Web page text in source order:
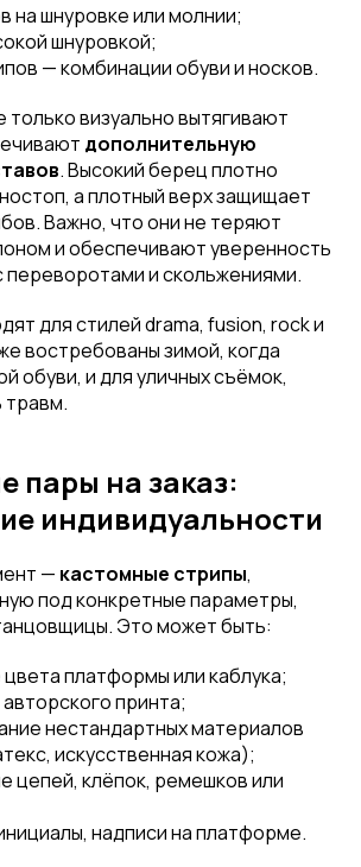
на шнуровке или молнии;
шнуровкой;
— комбинации обуви и носков.
только визуально вытягивают
дополнительную
. Высокий берец плотно
а плотный верх защищает
Важно, что они не теряют
и обеспечивают уверенность
переворотами и скольжениями.
для стилей drama, fusion, rock и
востребованы зимой, когда
обуви, и для уличных съёмок,
травм.
пары на заказ:
индивидуальности
— кастомные стрипы,
под конкретные параметры,
Это может быть:
платформы или каблука;
принта;
нестандартных материалов
искусственная кожа);
цепей, клёпок, ремешков или
надписи на платформе.